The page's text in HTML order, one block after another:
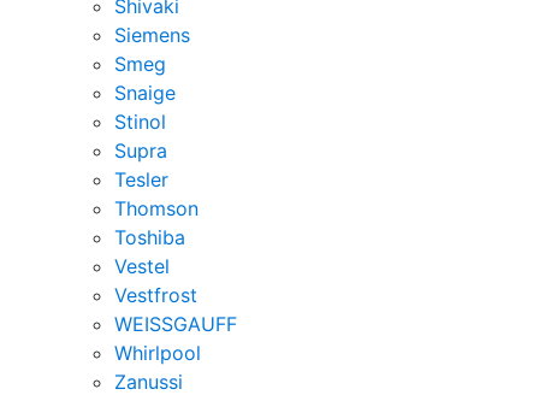
Shivaki
Siemens
Smeg
Snaige
Stinol
Supra
Tesler
Thomson
Toshiba
Vestel
Vestfrost
WEISSGAUFF
Whirlpool
Zanussi